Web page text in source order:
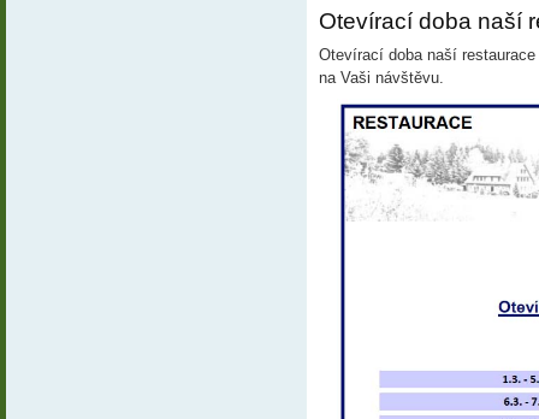
Otevírací doba naší
Otevírací doba naší
na Vaši návštěvu.